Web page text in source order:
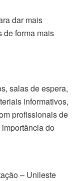
dar mais
de forma mais
salas de espera,
informativos,
profissionais de
do
– Unileste